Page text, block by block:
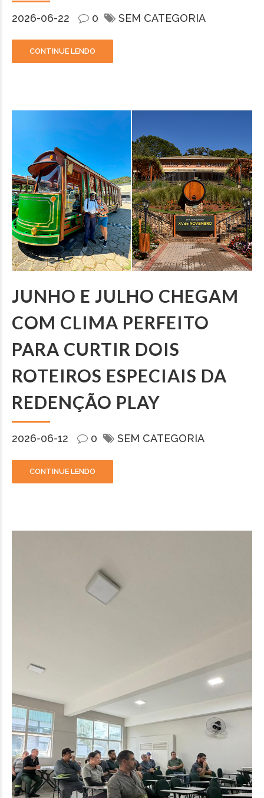
2026-06-22 0 SEM CATEGORIA
CONTINUE LENDO
JUNHO E JULHO CHEGAM
COM CLIMA PERFEITO
PARA CURTIR DOIS
ROTEIROS ESPECIAIS DA
REDENÇÃO PLAY
2026-06-12 0 SEM CATEGORIA
CONTINUE LENDO